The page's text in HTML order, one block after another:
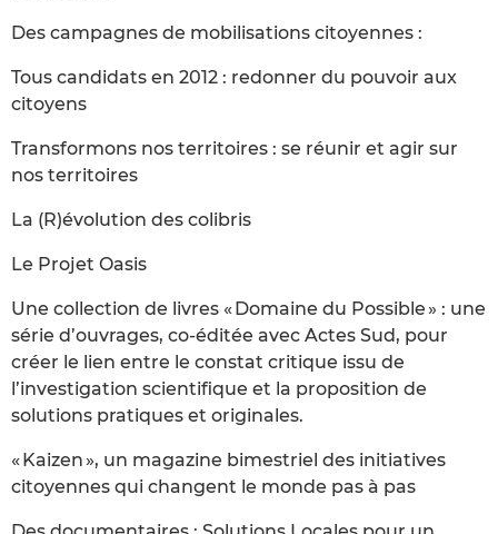
Des campagnes de mobilisations citoyennes :
Tous candidats en 2012 : redonner du pouvoir aux
citoyens
Transformons nos territoires : se réunir et agir sur
nos territoires
La (R)évolution des colibris
Le Projet Oasis
Une collection de livres « Domaine du Possible » : une
série d’ouvrages, co-éditée avec Actes Sud, pour
créer le lien entre le constat critique issu de
l’investigation scientifique et la proposition de
solutions pratiques et originales.
« Kaizen », un magazine bimestriel des initiatives
citoyennes qui changent le monde pas à pas